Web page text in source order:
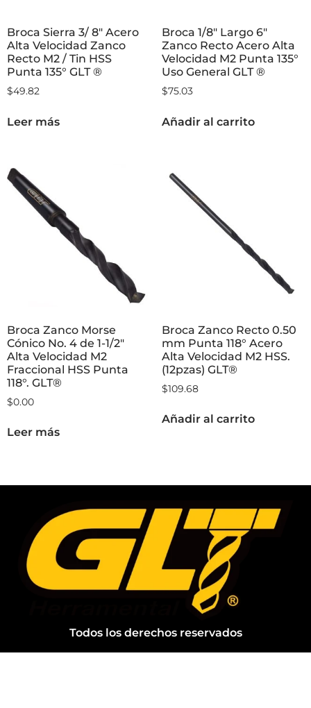
Broca Sierra 3/ 8″ Acero
Alta Velocidad Zanco
Recto M2 / Tin HSS
Punta 135° GLT ®
$49.82
Leer más
Broca 1/8″ Largo 6″
Zanco Recto Acero Alta
Velocidad M2 Punta 135°
Uso General GLT ®
$75.03
Añadir al carrito
Broca Zanco Morse
Cónico No. 4 de 1-1/2″
Alta Velocidad M2
Fraccional HSS Punta
118°. GLT®
$0.00
Leer más
Broca Zanco Recto 0.50
mm Punta 118° Acero
Alta Velocidad M2 HSS.
(12pzas) GLT®
$109.68
Añadir al carrito
Todos los derechos reservados